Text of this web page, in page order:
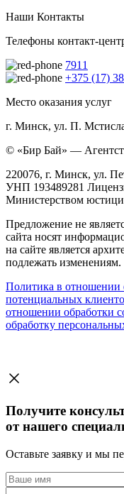
Наши Контакты
Телефоны контакт-
7911
+375 (17)
Место оказания услуг
г. Минск, ул. П.
© «Бир Бай» —
220076, г. Минск, ул.
УНП 193489281
Министерством
Предложение не
сайта носят
на сайте является
подлежать изменениям.
Политика в отношении
потенциальных
отношении обработки
обработку
Получите
от нашего
Оставьте заявку и мы